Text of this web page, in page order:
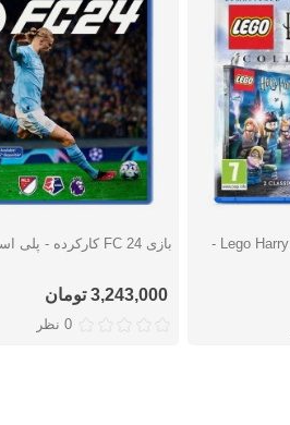
بازی Lego Harry Potter Collection -
دوست داشتن بازی FC 24 کارکرده - پلی استیشن 4
3,243,000 تومان
0 نظر